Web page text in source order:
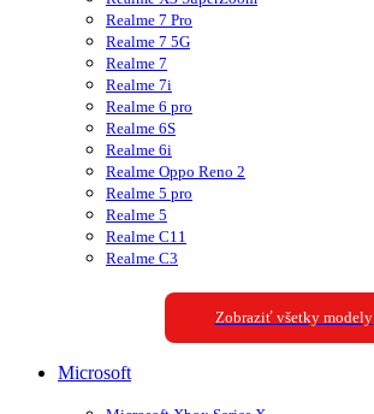
Realme 7 Pro
Realme 7 5G
Realme 7
Realme 7i
Realme 6 pro
Realme 6S
Realme 6i
Realme Oppo Reno 2
Realme 5 pro
Realme 5
Realme C11
Realme C3
Zobraziť všetky modely
Microsoft